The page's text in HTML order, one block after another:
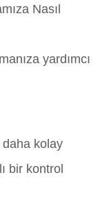
Nasıl
yardımcı
daha kolay
bir kontrol